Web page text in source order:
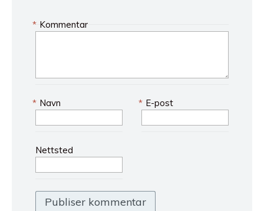
Kommentar
*
Navn
* E-post
*
Nettsted